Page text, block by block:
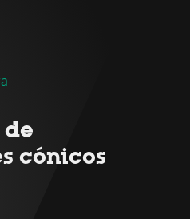
cónicos